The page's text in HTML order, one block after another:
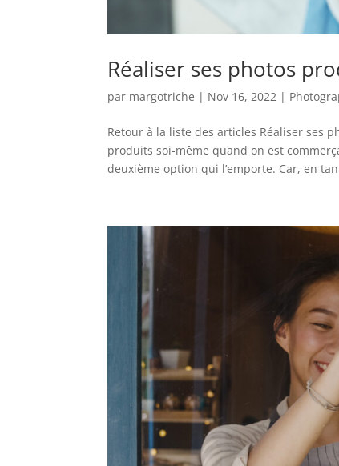
Réaliser ses photos
par margotriche | Nov 16, 2022 |
Retour à la liste des articles Réaliser ses
produits soi-même quand on est
deuxième option qui l’emporte. Car, en